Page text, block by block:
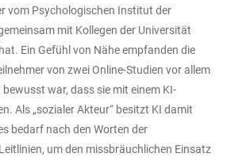
vom Psychologischen Institut der
mit Kollegen der Universität
Ein Gefühl von Nähe empfanden die
von zwei Online-Studien vor allem
war, dass sie mit einem KI-
Als „sozialer Akteur“ besitzt KI damit
bedarf nach den Worten der
um den missbräuchlichen Einsatz